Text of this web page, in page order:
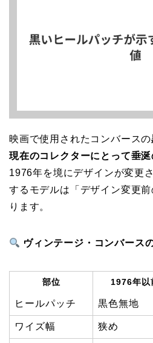
映画で使用されたコンバースの
現在のコレクターにとって垂
1976年を境にデザインが変更
するモデルは「デザイン変更
ります。
ヴィンテージ・コンバース
部位 1976年以
ヒールパッチ 黒色無地
ワイズ幅 狭め